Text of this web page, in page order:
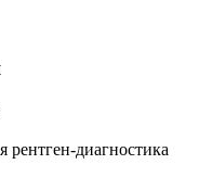
рентген-диагностика